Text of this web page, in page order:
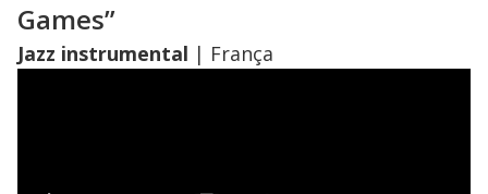
Games”
Jazz instrumental | França